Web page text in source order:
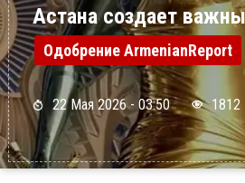
Астана создает
Одобрение ArmenianReport
22 Мая 2026 - 03:50 1812